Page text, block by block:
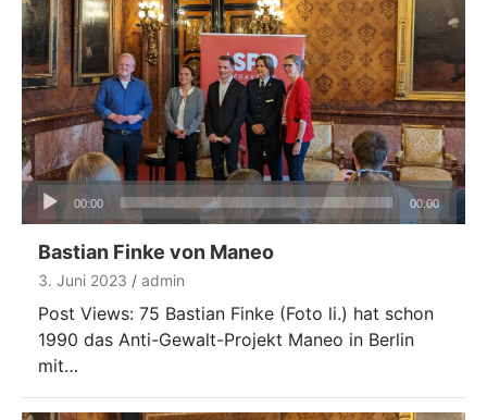
Audio-
Player
00:00 00:00
Bastian Finke von Maneo
3. Juni 2023 admin
Post Views: 75 Bastian Finke (Foto li.) hat schon
1990 das Anti-Gewalt-Projekt Maneo in Berlin
mit…